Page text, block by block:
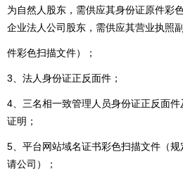
为自然人股东，需供应其身份证原件彩
企业法人公司股东，需供应其营业执照
件彩色扫描文件）；
3、法人身份证正反面件；
4、三名相一致管理人员身份证正反面
证明；
5、平台网站域名证书彩色扫描文件（
请公司）；